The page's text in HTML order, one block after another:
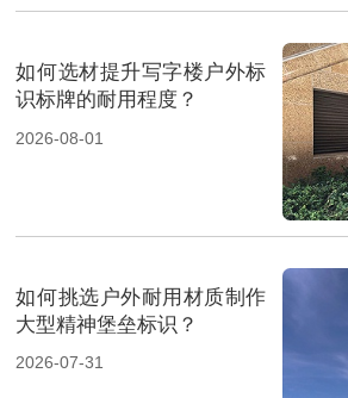
如何选材提升写字楼户外标
识标牌的耐用程度？
2026-08-01
如何挑选户外耐用材质制作
大型精神堡垒标识？
2026-07-31